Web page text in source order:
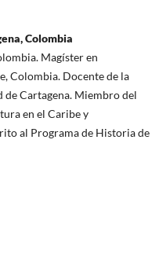
Colombia
Magíster en
Colombia. Docente de la
de Cartagena. Miembro del
en el Caribe y
al Programa de Historia de